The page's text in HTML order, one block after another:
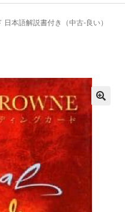
本語解説書付き（中古-良い）